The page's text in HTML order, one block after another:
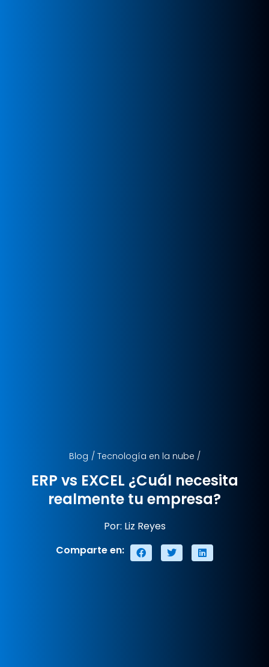
Blog / Tecnología en la nube /
ERP vs EXCEL ¿Cuál necesita
realmente tu empresa?
Por: Liz Reyes
Comparte en: